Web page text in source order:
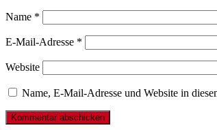
Name *
E-Mail-Adresse *
Website
Name, E-Mail-Adresse und Website in